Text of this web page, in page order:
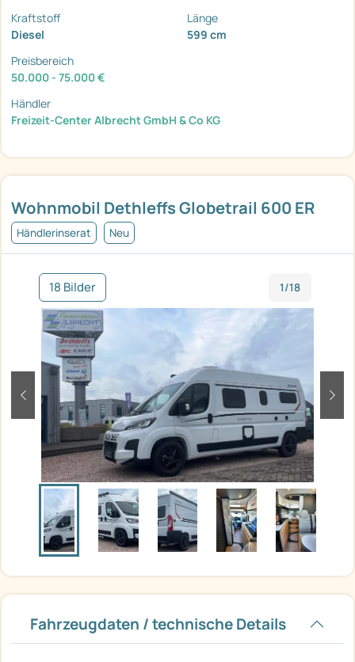
Wohnmobil Dethleffs Globetrail 600 ER
Händlerinserat Neu
18 Bilder 1/18
zurück
Fahrzeugdaten / technische Details
Kraftstoff
Diesel
Länge
599 cm
Preisbereich
50.000 - 75.000 €
Händler
Freizeit-Center Albrecht GmbH & Co KG